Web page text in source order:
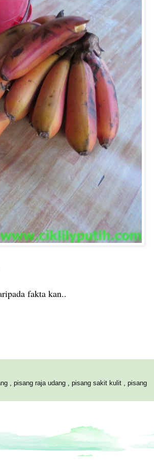
fakta kan..
, pisang raja udang , pisang sakit kulit , pisang